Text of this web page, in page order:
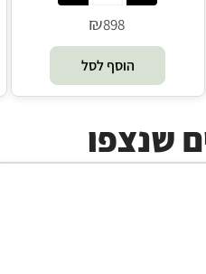
₪898
הוסף לסל
שנצפו